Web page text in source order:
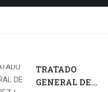
TRATADO
GENERAL DE